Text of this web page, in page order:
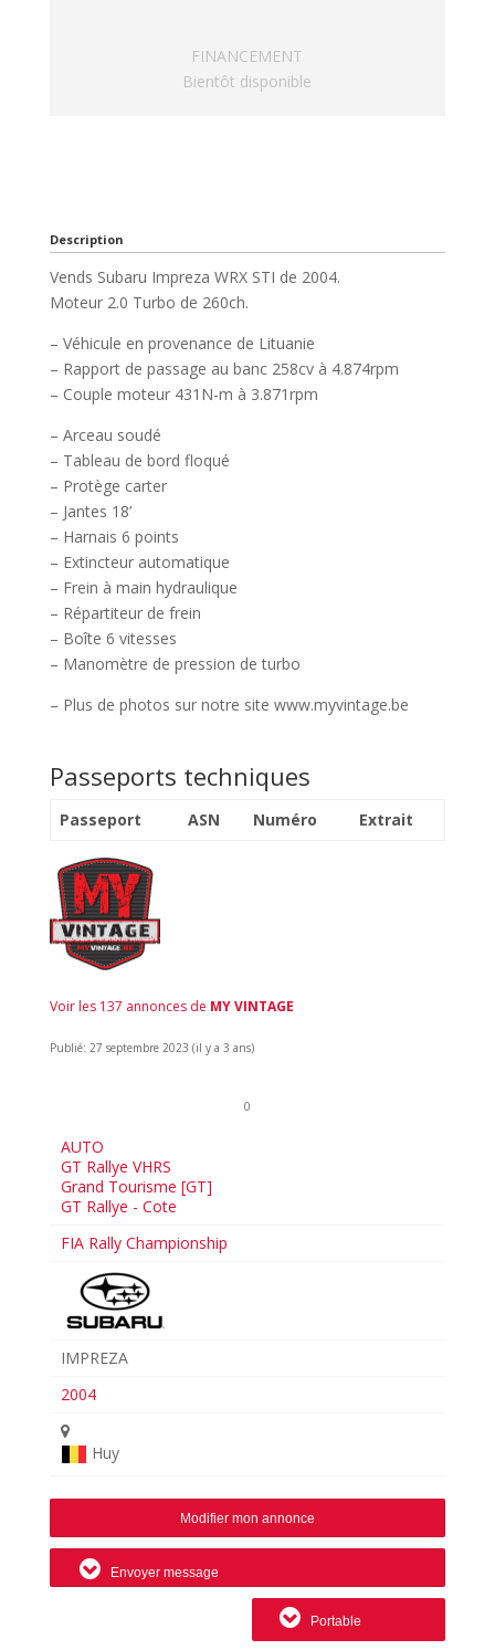
FINANCEMENT
Bientôt disponible
Description
Vends Subaru Impreza WRX STI de 2004.
Moteur 2.0 Turbo de 260ch.
– Véhicule en provenance de Lituanie
– Rapport de passage au banc 258cv à 4.874rpm
– Couple moteur 431N-m à 3.871rpm
– Arceau soudé
– Tableau de bord floqué
– Protège carter
– Jantes 18’
– Harnais 6 points
– Extincteur automatique
– Frein à main hydraulique
– Répartiteur de frein
– Boîte 6 vitesses
– Manomètre de pression de turbo
– Plus de photos sur notre site www.myvintage.be
Passeports techniques
Passeport ASN Numéro Extrait
Voir les 137 annonces de MY VINTAGE
Publié: 27 septembre 2023 (il y a 3 ans)
0
AUTO
GT Rallye VHRS
Grand Tourisme [GT]
GT Rallye - Cote
FIA Rally Championship
IMPREZA
2004
Huy
Modifier mon annonce
Envoyer message
Portable